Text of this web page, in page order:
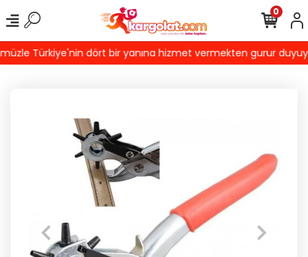
Türkiye'nin dört bir yanına hizmet vermekten gurur
0